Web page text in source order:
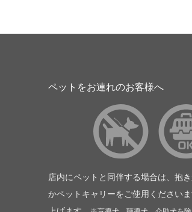
ペットをお連れのお客様へ
店内にペットと同伴する場合は、抱
かペットキャリーをご使用ください